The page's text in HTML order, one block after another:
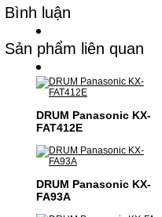
Bình luận
Sản phẩm liên quan
DRUM Panasonic KX-
FAT412E
DRUM Panasonic KX-
FA93A